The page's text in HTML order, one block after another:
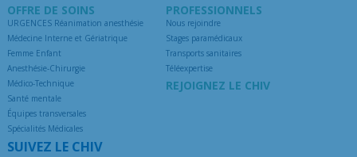
OFFRE DE SOINS
URGENCES Réanimation anesthésie
Médecine Interne et Gériatrique
Femme Enfant
Anesthésie-Chirurgie
Médico-Technique
Santé mentale
Équipes transversales
Spécialités Médicales
PROFESSIONNELS
Nous rejoindre
Stages paramédicaux
Transports sanitaires
Téléexpertise
REJOIGNEZ LE CHIV
SUIVEZ LE CHIV